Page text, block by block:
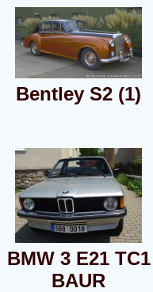
Bentley S2 (1)
BMW 3 E21 TC1
BAUR